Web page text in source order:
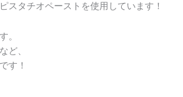
スタチオペーストを使用しています！
。
ど、
す！